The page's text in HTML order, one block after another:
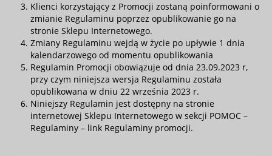
Klienci korzystający z Promocji zostaną poinformowani o
zmianie Regulaminu poprzez opublikowanie go na
stronie Sklepu Internetowego.
Zmiany Regulaminu wejdą w życie po upływie 1 dnia
kalendarzowego od momentu opublikowania
Regulamin Promocji obowiązuje od dnia 23.09.2023 r,
przy czym niniejsza wersja Regulaminu została
opublikowana w dniu 22 września 2023 r.
Niniejszy Regulamin jest dostępny na stronie
internetowej Sklepu Internetowego w sekcji POMOC –
Regulaminy – link Regulaminy promocji.